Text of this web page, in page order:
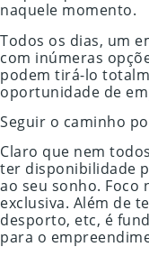
naquele momento.
Todos os dias, um
com inúmeras
podem tirá-lo
oportunidade de
Seguir o caminho
Claro que nem
ter disponibilidade
ao seu sonho. Foco
exclusiva. Além de
desporto, etc, é
para o